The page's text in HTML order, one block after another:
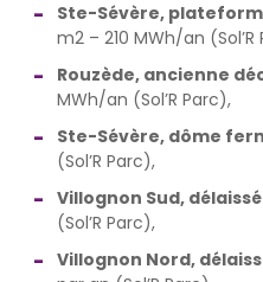
Ste-Sévère,
m2 – 210 MWh/an (Sol’R
Rouzède, ancienne
MWh/an (Sol’R Parc),
Ste-Sévère, dôme
(Sol’R Parc),
Villognon Sud, délaissé
(Sol’R Parc),
Villognon Nord,